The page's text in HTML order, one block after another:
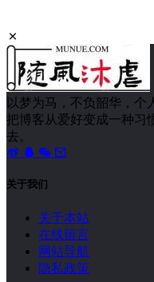
以梦为马，不负韶华，个
把博客从爱好变成一种习
去。
关于我们
关于本站
在线留言
网站导航
隐私政策